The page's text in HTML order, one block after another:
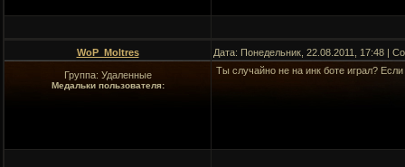
WoP_Moltres Дата: Понедельник, 22.08.2011, 17:48 |
Группа: Удаленные
Медальки пользователя:
Ты случайно не на инк боте играл?